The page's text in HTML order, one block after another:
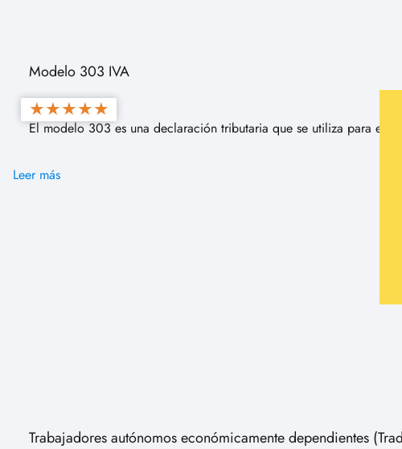
Modelo 303 IVA
El modelo 303 es una declaración tributaria que se utiliza para el
Leer más
★★★★★
Trabajadores autónomos económicamente dependientes